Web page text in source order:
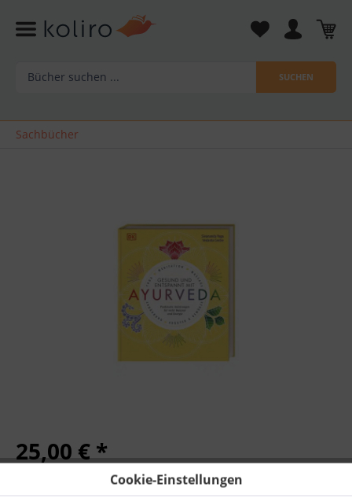
SUCHEN
Sachbücher
Cookie-Einstellungen
25,00 € *
zzgl. Versandkosten